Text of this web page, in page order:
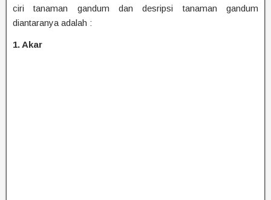
ciri tanaman gandum dan desripsi tanaman gandum
diantaranya adalah :
1. Akar